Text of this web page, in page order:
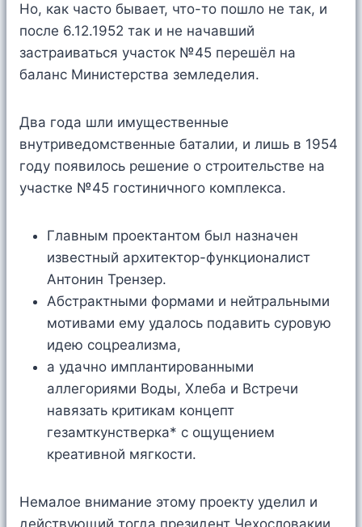
Но, как часто бывает, что-то пошло не так, и
после 6.12.1952 так и не начавший
застраиваться участок №45 перешёл на
баланс Министерства земледелия.
Два года шли имущественные
внутриведомственные баталии, и лишь в 1954
году появилось решение о строительстве на
участке №45 гостиничного комплекса.
Главным проектантом был назначен
известный архитектор-функционалист
Антонин Трензер.
Абстрактными формами и нейтральными
мотивами ему удалось подавить суровую
идею соцреализма,
а удачно имплантированными
аллегориями Воды, Хлеба и Встречи
навязать критикам концепт
гезамткунстверка* с ощущением
креативной мягкости.
Немалое внимание этому проекту уделил и